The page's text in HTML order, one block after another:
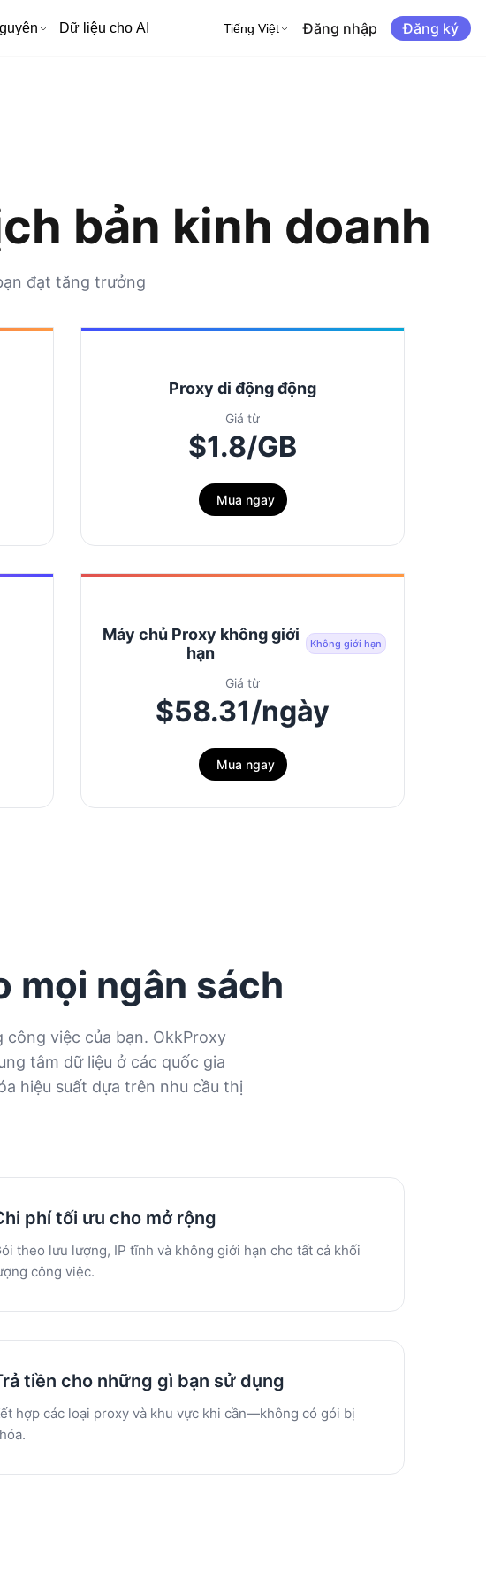
Dữ liệu cho AI Tiếng Việt Đăng nhập Đăng ký
bản kinh doanh
đạt tăng trưởng
Proxy di động động
Giá từ
$1.8/GB
Mua ngay
Máy chủ Proxy không giới
hạn
Không giới hạn
Giá từ
$58.31/ngày
Mua ngay
mọi ngân sách
việc của bạn. OkkProxy
tâm dữ liệu ở các quốc gia
hiệu suất dựa trên nhu cầu thị
phí tối ưu cho mở rộng
theo lưu lượng, IP tĩnh và không giới hạn cho tất cả khối
công việc.
tiền cho những gì bạn sử dụng
hợp các loại proxy và khu vực khi cần—không có gói bị